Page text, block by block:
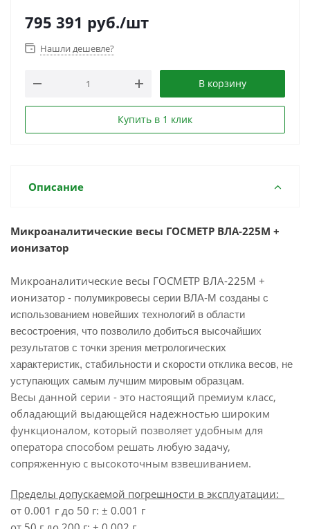
795 391 руб./шт
Нашли дешевле?
В корзину
Купить в 1 клик
Описание
Микроаналитические весы ГОСМЕТР ВЛА-225М +
ионизатор
Микроаналитические весы ГОСМЕТР ВЛА-225М +
ионизатор - полумикровесы серии ВЛА-М созданы с
использованием новейших технологий в области
весостроения, что позволило добиться высочайших
результатов с точки зрения метрологических
характеристик, стабильности и скорости отклика весов, не
уступающих самым лучшим мировым образцам.
Весы данной серии - это настоящий премиум класс,
обладающий выдающейся надежностью широким
функционалом, который позволяет удобным для
оператора способом решать любую задачу,
сопряженную с высокоточным взвешиванием.
Пределы допускаемой погрешности в эксплуатации:
от 0.001 г до 50 г: ± 0.001 г